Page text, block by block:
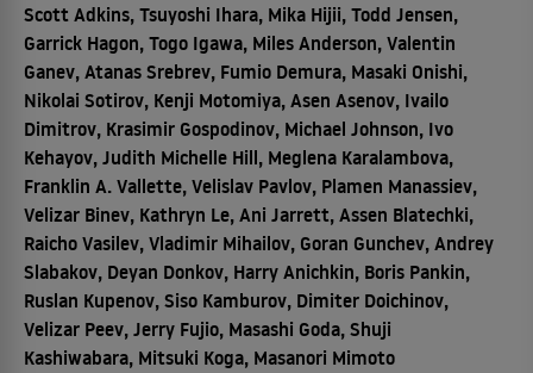
Scott Adkins, Tsuyoshi Ihara, Mika Hijii, Todd Jensen,
Garrick Hagon, Togo Igawa, Miles Anderson, Valentin
Ganev, Atanas Srebrev, Fumio Demura, Masaki Onishi,
Nikolai Sotirov, Kenji Motomiya, Asen Asenov, Ivailo
Dimitrov, Krasimir Gospodinov, Michael Johnson, Ivo
Kehayov, Judith Michelle Hill, Meglena Karalambova,
Franklin A. Vallette, Velislav Pavlov, Plamen Manassiev,
Velizar Binev, Kathryn Le, Ani Jarrett, Assen Blatechki,
Raicho Vasilev, Vladimir Mihailov, Goran Gunchev, Andrey
Slabakov, Deyan Donkov, Harry Anichkin, Boris Pankin,
Ruslan Kupenov, Siso Kamburov, Dimiter Doichinov,
Velizar Peev, Jerry Fujio, Masashi Goda, Shuji
Kashiwabara, Mitsuki Koga, Masanori Mimoto